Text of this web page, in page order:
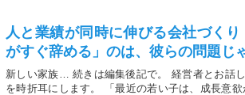
人と業績が同時に伸びる会社づく
がすぐ辞める」のは、彼らの問題じ
新しい家族… 続きは編集後記で。 経営者とお話
を時折耳にします。 「最近の若い子は、成長意